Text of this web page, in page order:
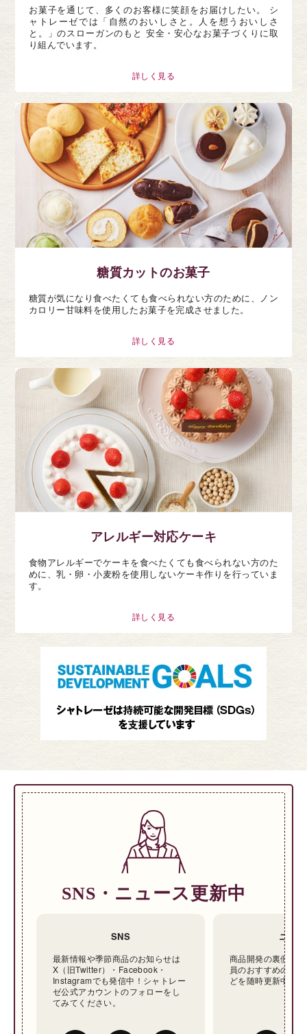
お菓子を通じて、多くのお客様に笑顔をお届けしたい。 シ
ャトレーゼでは「自然のおいしさと。人を想うおいしさ
と。」のスローガンのもと 安全・安心なお菓子づくりに取
り組んでいます。
詳しく見る
糖質カットのお菓子
糖質が気になり食べたくても食べられない方のために、ノン
カロリー甘味料を使用したお菓子を完成させました。
詳しく見る
アレルギー対応ケーキ
食物アレルギーでケーキを食べたくても食べられない方のた
めに、乳・卵・小麦粉を使用しないケーキ作りを行っていま
す。
詳しく見る
SNS・ニュース更新中
SNS
最新情報や季節商品のお知らせは
X（旧Twitter）・Facebook・
Instagramでも発信中！シャトレー
ゼ公式アカウントのフォローをし
てみてください。
ニュ
商品開発の裏側や
員のおすすめの商
どを随時更新中で